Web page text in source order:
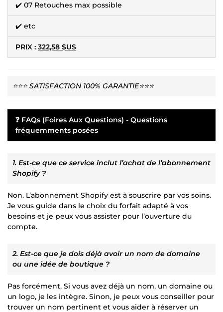
✔️ 07 Retouches max possible
✔️ etc
PRIX : 322,58 $US
⭐⭐⭐ SATISFACTION 100% GARANTIE⭐⭐⭐
❓ FAQs (Foires Aux Questions) - Questions
fréquemments posées
1. Est-ce que ce service inclut l’achat de l’abonnement
Shopify ?
Non. L’abonnement Shopify est à souscrire par vos soins.
Je vous guide dans le choix du forfait adapté à vos
besoins et je peux vous assister pour l’ouverture du
compte.
2. Est-ce que je dois déjà avoir un nom de domaine
ou une idée de boutique ?
Pas forcément. Si vous avez déjà un nom, un domaine ou
un logo, je les intègre. Sinon, je peux vous conseiller pour
trouver un nom pertinent et vous aider à réserver un